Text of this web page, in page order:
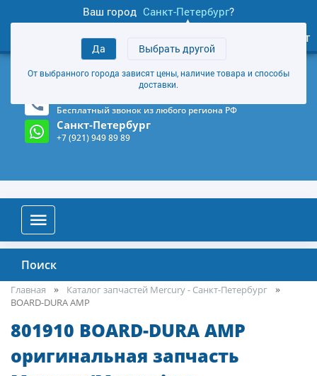
Ваш город Санкт-Петербург?
Да Выбрать другой
От выбранного города зависят цены, наличие товара и способы
доставки.
товаров
Личный кабинет
+7 (921) 949 89 89
Магазин и склад в Санкт-Петербурге (Карта)
Бесплатный звонок из любого региона РФ
Санкт-Петербург
+7 (921) 949 89 89
Поиск
Главная
Каталог запчастей Mercury - Санкт-Петербург
BOARD-DURA AMP
801910 BOARD-DURA AMP
оригинальная запчасть